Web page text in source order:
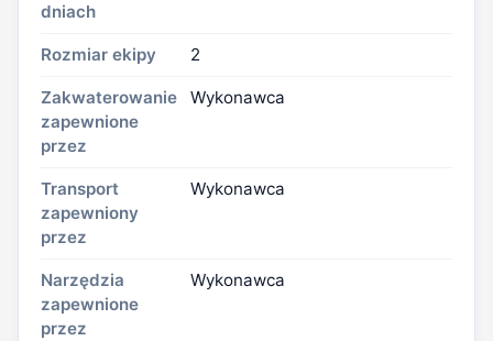
dniach
Rozmiar ekipy 2
Zakwaterowanie
zapewnione
przez
Wykonawca
Transport
zapewniony
przez
Wykonawca
Narzędzia
zapewnione
przez
Wykonawca